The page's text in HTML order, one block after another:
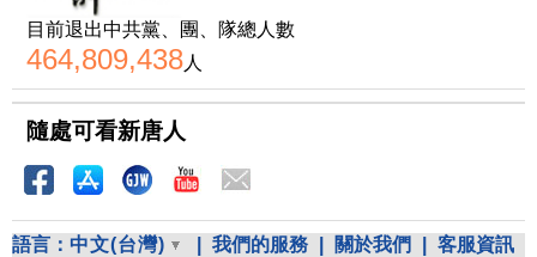
目前退出中共黨、團、隊總人數
464,809,438人
隨處可看新唐人
語言： 中文(台灣) 我們的服務 關於我們 客服資訊